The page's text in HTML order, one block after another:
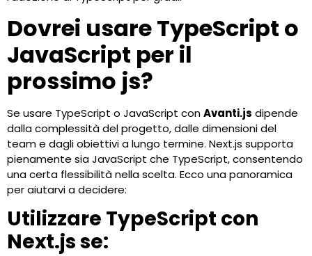
Dovrei usare TypeScript o
JavaScript per il
prossimo js?
Se usare TypeScript o JavaScript conAvanti.js dipende
dalla complessità del progetto, dalle dimensioni del
team e dagli obiettivi a lungo termine. Next.js supporta
pienamente sia JavaScript che TypeScript, consentendo
una certa flessibilità nella scelta. Ecco una panoramica
per aiutarvi a decidere:
Utilizzare TypeScript con
Next.js se: